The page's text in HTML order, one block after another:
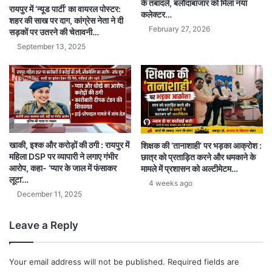
रायपुर में ‘न्यूड पार्टी’ का वायरल पोस्टर:
शहर की साख पर दाग, कांग्रेस नेता ने दी
सड़कों पर उतरने की चेतावनी…
September 13, 2025
के तबादले, बलौदाबाजार को मिला नया
कलेक्टर…
February 27, 2026
खाकी, इश्क और करोड़ों की ठगी : रायपुर में
महिला DSP पर व्यापारी ने लगाए गंभीर
आरोप, कहा- ‘प्यार के जाल में फंसाकर
लूटा’…
December 11, 2025
शिक्षक की ‘तानाशाही’ पर भड़का आक्रोश :
छात्र को प्रताड़ित करने और धमकाने के
मामले में प्रशासन को अल्टीमेटम…
4 weeks ago
Leave a Reply
Your email address will not be published. Required fields are